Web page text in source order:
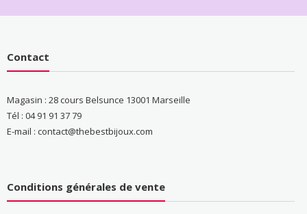
Contact
Magasin : 28 cours Belsunce 13001 Marseille
Tél : 04 91 91 37 79
E-mail : contact@thebestbijoux.com
Conditions générales de vente